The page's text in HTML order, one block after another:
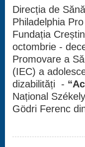
Direcția de
Philadelphia
Fundația
octombrie -
Promovare a
(IEC) a
dizabilități -
Național
Gödri Ferenc